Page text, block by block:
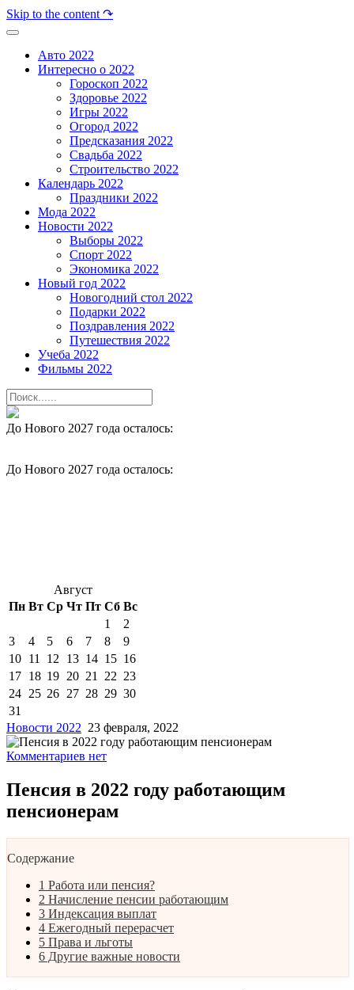
Skip to the content ↷
Авто 2022
Интересно о 2022
Гороскоп 2022
Здоровье 2022
Игры 2022
Огород 2022
Предсказания 2022
Свадьба 2022
Строительство 2022
Календарь 2022
Праздники 2022
Мода 2022
Новости 2022
Выборы 2022
Спорт 2022
Экономика 2022
Новый год 2022
Новогодний стол 2022
Подарки 2022
Поздравления 2022
Путешествия 2022
Учеба 2022
Фильмы 2022
До Нового 2027 года осталось:
До Нового 2027 года осталось:
Август
Пн Вт Ср Чт Пт Сб Вс
1
2
3
4 5 6 7 8
9
10 11 12 13 14 15 16
17 18 19 20 21 22 23
24 25 26 27 28 29 30
31
Новости 2022 23 февраля, 2022
Комментариев нет
Пенсия в 2022 году работающим
пенсионерам
Содержание
1 Работа или пенсия?
2 Начисление пенсии работающим
3 Индексация выплат
4 Ежегодный перерасчет
5 Права и льготы
6 Другие важные новости